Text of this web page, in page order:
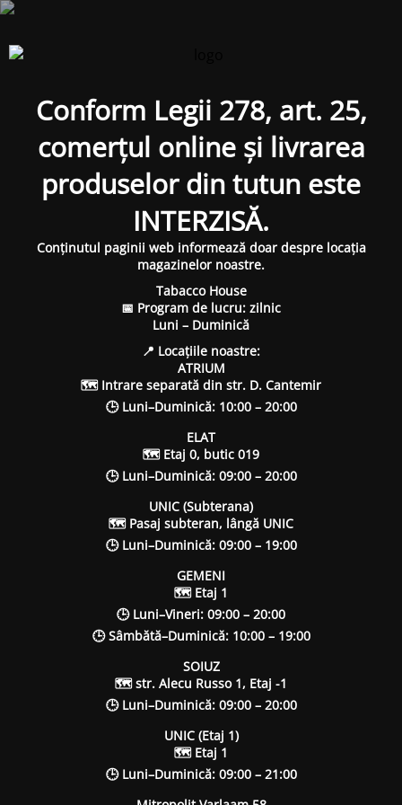
Conform Legii 278, art. 25,
comerțul online și livrarea
produselor din tutun este
INTERZISĂ.
Conținutul paginii web informează doar despre locația
magazinelor noastre.
Tabacco House
📅 Program de lucru: zilnic
Luni – Duminică
📍 Locațiile noastre:
ATRIUM
🗺 Intrare separată din str. D. Cantemir
🕒 Luni–Duminică: 10:00 – 20:00
ELAT
🗺 Etaj 0, butic 019
🕒 Luni–Duminică: 09:00 – 20:00
UNIC (Subterana)
🗺 Pasaj subteran, lângă UNIC
🕒 Luni–Duminică: 09:00 – 19:00
GEMENI
🗺 Etaj 1
🕒 Luni–Vineri: 09:00 – 20:00
🕒 Sâmbătă–Duminică: 10:00 – 19:00
SOIUZ
🗺 str. Alecu Russo 1, Etaj -1
🕒 Luni–Duminică: 09:00 – 20:00
UNIC (Etaj 1)
🗺 Etaj 1
🕒 Luni–Duminică: 09:00 – 21:00